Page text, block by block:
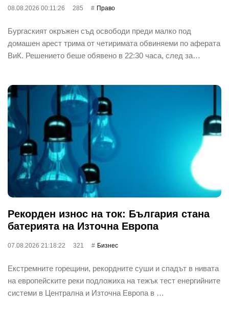
08.08.2026 00:11:26 285 Право
Бургаският окръжен съд освободи преди малко под
домашен арест трима от четиримата обвиняеми по аферата
ВиК. Решението беше обявено в 22:30 часа, след за…
Рекорден износ на ток: България стана
батерията на Източна Европа
07.08.2026 21:18:22 321 Бизнес
Екстремните горещини, рекордните суши и спадът в нивата
на европейските реки подложиха на тежък тест енергийните
системи в Централна и Източна Европа в …